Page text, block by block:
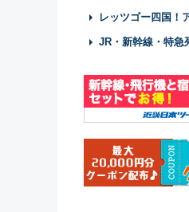
レッツゴー四国！
JR・新幹線・特急